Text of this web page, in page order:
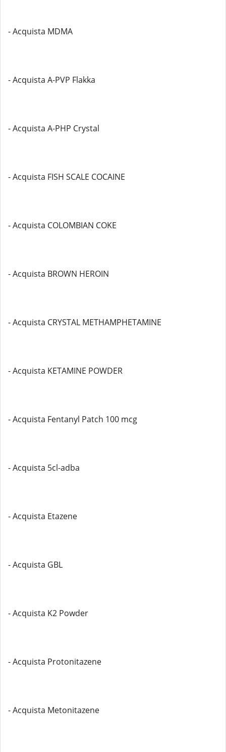
- Acquista MDMA
- Acquista A-PVP Flakka
- Acquista A-PHP Crystal
- Acquista FISH SCALE COCAINE
- Acquista COLOMBIAN COKE
- Acquista BROWN HEROIN
- Acquista CRYSTAL METHAMPHETAMINE
- Acquista KETAMINE POWDER
- Acquista Fentanyl Patch 100 mcg
- Acquista 5cl-adba
- Acquista Etazene
- Acquista GBL
- Acquista K2 Powder
- Acquista Protonitazene
- Acquista Metonitazene